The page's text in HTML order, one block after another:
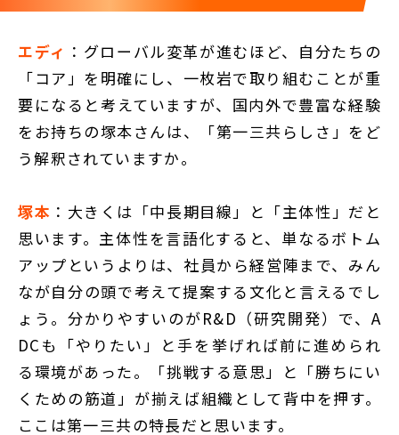
エディ ：グローバル変革が進むほど、自分たちの
「コア」を明確にし、一枚岩で取り組むことが重
要になると考えていますが、国内外で豊富な経験
をお持ちの塚本さんは、「第一三共らしさ」をど
う解釈されていますか。
塚本 ：大きくは「中長期目線」と「主体性」だと
思います。主体性を言語化すると、単なるボトム
アップというよりは、社員から経営陣まで、みん
なが自分の頭で考えて提案する文化と言えるでし
ょう。分かりやすいのがR&D（研究開発）で、A
DCも「やりたい」と手を挙げれば前に進められ
る環境があった。「挑戦する意思」と「勝ちにい
くための筋道」が揃えば組織として背中を押す。
ここは第一三共の特長だと思います。